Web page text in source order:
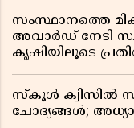
സംസ്ഥാനത്തെ
അവാർഡ് നേടി
കൃഷിയിലൂടെ
സ്കൂൾ ക്വിസിൽ
ചോദ്യങ്ങൾ;